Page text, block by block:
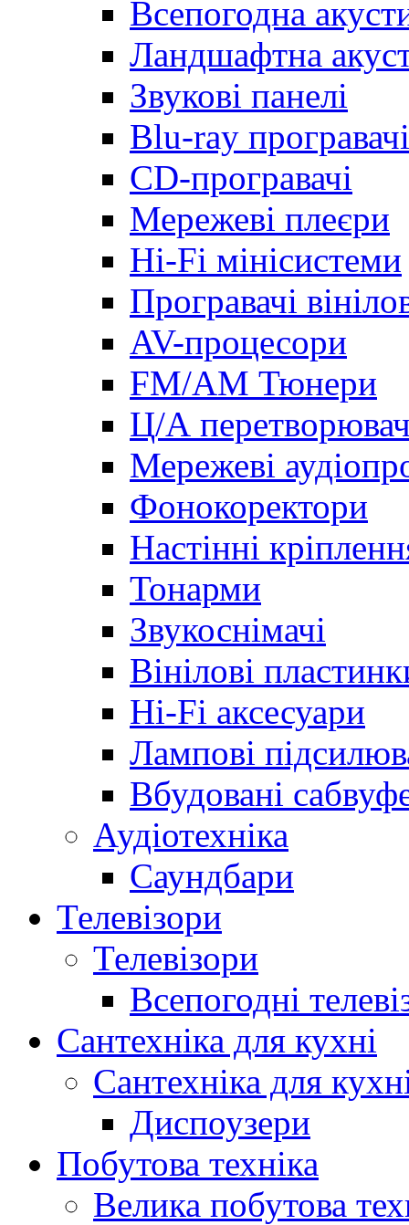
Всепогодна
Ландшафтна
Звукові панелі
Blu-ray програвачі
CD-програвачі
Мережеві плеєри
Hi-Fi мінісистеми
Програвачі
AV-процесори
FM/AM Тюнери
Ц/А
Мережеві
Фонокоректори
Настінні
Тонарми
Звукоснімачі
Вінілові
Hi-Fi аксесуари
Лампові
Вбудовані
Аудіотехніка
Саундбари
Телевізори
Телевізори
Всепогодні
Сантехніка для кухні
Сантехніка для
Диспоузери
Побутова техніка
Велика побутова